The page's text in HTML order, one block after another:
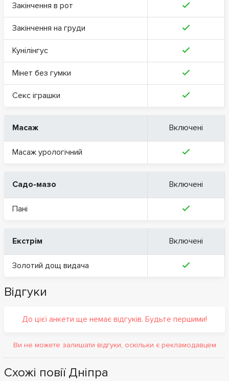
Закінчення в рот
Закінчення на груди
Кунілінгус
Мінет без гумки
Секс іграшки
Масаж Включені
Масаж урологічний
Садо-мазо Включені
Пані
Екстрім Включені
Золотий дощ видача
Відгуки
До цієї анкети ще немає відгуків. Будьте першими!
Ви не можете залишати відгуки, оскільки є рекламодавцем
Схожі повії Дніпра